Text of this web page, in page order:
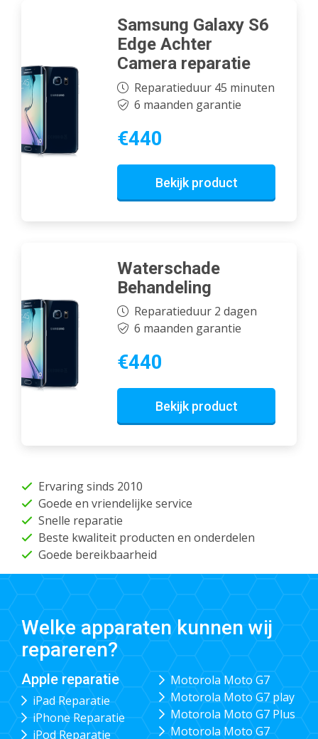
Samsung Galaxy S6
Edge Achter
Camera reparatie
Reparatieduur 45 minuten
6 maanden garantie
€440
Bekijk product
Waterschade
Behandeling
Reparatieduur 2 dagen
6 maanden garantie
€440
Bekijk product
Ervaring sinds 2010
Goede en vriendelijke service
Snelle reparatie
Beste kwaliteit producten en onderdelen
Goede bereikbaarheid
Welke apparaten kunnen wij
repareren?
Apple reparatie
iPad Reparatie
iPhone Reparatie
iPod Reparatie
Motorola Moto G7
Motorola Moto G7 play
Motorola Moto G7 Plus
Motorola Moto G7